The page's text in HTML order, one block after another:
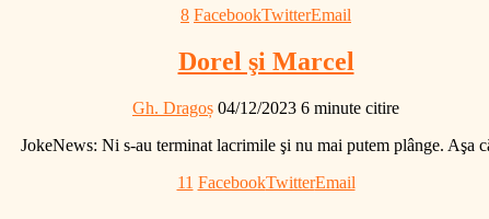
8 FacebookTwitterEmail
Dorel şi Marcel
Gh. Dragoș 04/12/2023 6 minute citire
JokeNews: Ni s-au terminat lacrimile şi nu mai putem plânge. Aşa
11 FacebookTwitterEmail